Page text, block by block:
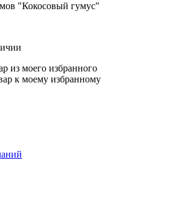
"Кокосовый гумус"
из моего избранного
к моему избранному